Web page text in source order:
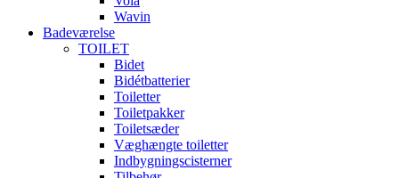
Wavin
Badeværelse
TOILET
Bidet
Bidétbatterier
Toiletter
Toiletpakker
Toiletsæder
Væghængte toiletter
Indbygningscisterner